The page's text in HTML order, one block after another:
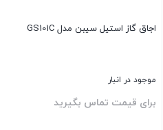
اجاق گاز استیل سیبن مدل GS101C
موجود در انبار
برای قیمت تماس بگیرید